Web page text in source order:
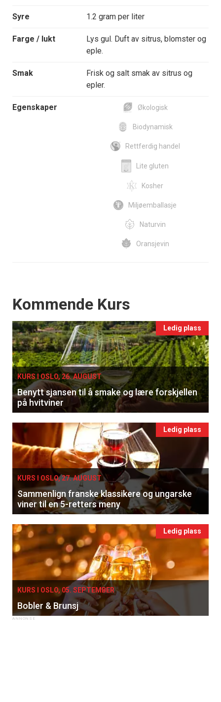
Syre 1.2 gram per liter
Farge / lukt
Lys gul. Duft av sitrus, blomster og
eple.
Smak
Frisk og salt smak av sitrus og
epler.
Egenskaper Økologisk
Biodynamisk
Rettferdig handel
Lite gluten
Kosher
Miljøemballasje
Naturvin
Oransjevin
Events
Kommende Kurs
Ledig plass
KURS I OSLO, 26. AUGUST
Benytt sjansen til å smake og lære forskjellen
på hvitviner
Ledig plass
KURS I OSLO, 27. AUGUST
Sammenlign franske klassikere og ungarske
viner til en 5-retters meny
Ledig plass
KURS I OSLO, 05. SEPTEMBER
Bobler & Brunsj